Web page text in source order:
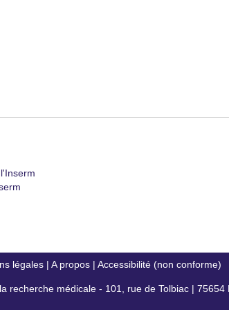
légales| A propos| Accessibilité (non conforme)
recherche médicale - 101, rue de Tolbiac | 75654